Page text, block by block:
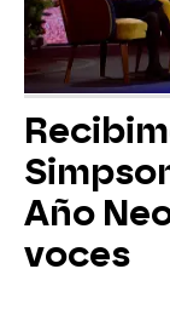
Año
voces